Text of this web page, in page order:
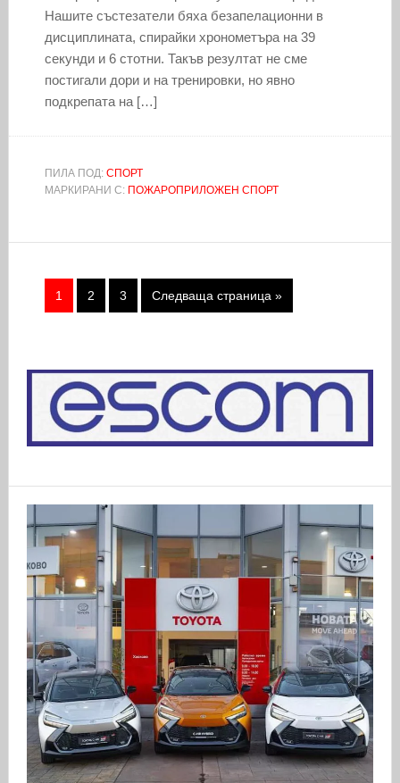
Нашите състезатели бяха безапелационни в
дисциплината, спирайки хронометъра на 39
секунди и 6 стотни. Такъв резултат не сме
постигали дори и на тренировки, но явно
подкрепата на […]
ПИЛА ПОД: СПОРТ
МАРКИРАНИ С: ПОЖАРОПРИЛОЖЕН СПОРТ
1 2 3 Следваща страница »